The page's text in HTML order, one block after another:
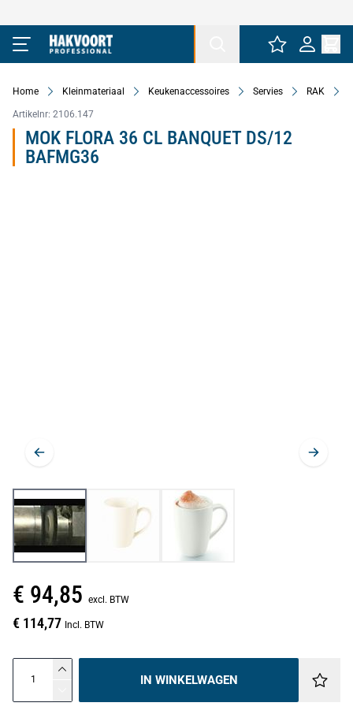
Ga naar de inhoud
Home Kleinmateriaal Keukenaccessoires Servies RAK
Artikelnr: 2106.147
MOK FLORA 36 CL BANQUET DS/12
BAFMG36
€ 94,85 excl. BTW
€ 114,77 Incl. BTW
IN WINKELWAGEN